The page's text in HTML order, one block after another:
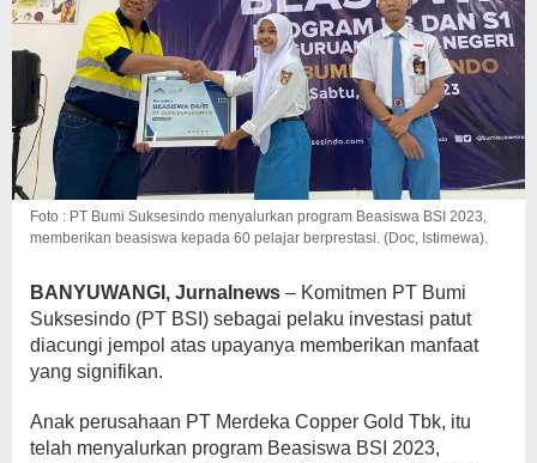
Foto : PT Bumi Suksesindo menyalurkan program Beasiswa BSI 2023,
memberikan beasiswa kepada 60 pelajar berprestasi. (Doc, Istimewa).
BANYUWANGI, Jurnalnews – Komitmen PT Bumi
Suksesindo (PT BSI) sebagai pelaku investasi patut
diacungi jempol atas upayanya memberikan manfaat
yang signifikan.
Anak perusahaan PT Merdeka Copper Gold Tbk, itu
telah menyalurkan program Beasiswa BSI 2023,